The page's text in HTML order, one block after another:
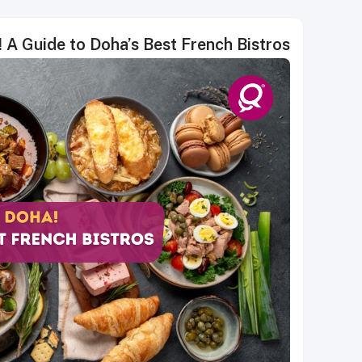
Bon Appétit, Doha! A Guide to Doha’s Best French Bistros